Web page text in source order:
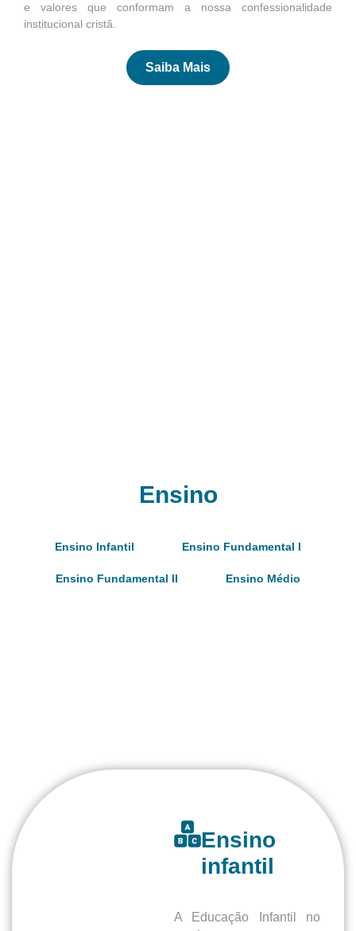
e valores que conformam a nossa confessionalidade
institucional cristã.
Saiba Mais
Ensino
Ensino Infantil Ensino Fundamental I
Ensino Fundamental II Ensino Médio
Ensino
infantil
A Educação Infantil no